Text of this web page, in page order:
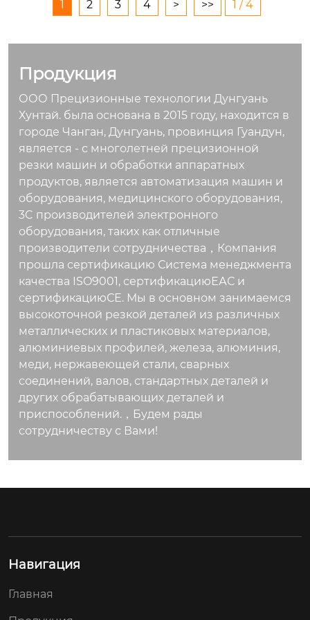
сток, китай, прочие,
яется ли трансгран
ичный экспорт искл
ючительным источ
ником; нет формы п
ереработки торгов
ли；обработка обра
зцов, обработка чер
тежей
1 2 3 4 > >> 1 / 4
Продукция
ООО Прецизионные технологии Дунгуань
Хунтай. была основана в 2015 году, находится в
городе Чанган, Дунгуань, провинция Гуандун,
является - с многолетней прецизионной
резки машин и обработки аппаратных
продуктов, является автоматизация машин и
оборудования, медицинского оборудования,
3C производителей электронного
оборудования, таких как отличные
производители сотрудничества，Компания
прошла сертификацию Система менеджмента
качества ISO9001, сертификациюЕАС и
сертификациюСЕ. Мы в основном занимаемся
высокоточной резкой деталей из различных
металлических и пластиковых материалов,
алюминиевых профилей, железа, алюминия,
меди, нержавеющей стали, сварных
соединений, валов, стандартных деталей и
других обрабатывающих деталей и
приспособлений.，Будем рады
сотрудничеству с Вами!
Навигация
Главная